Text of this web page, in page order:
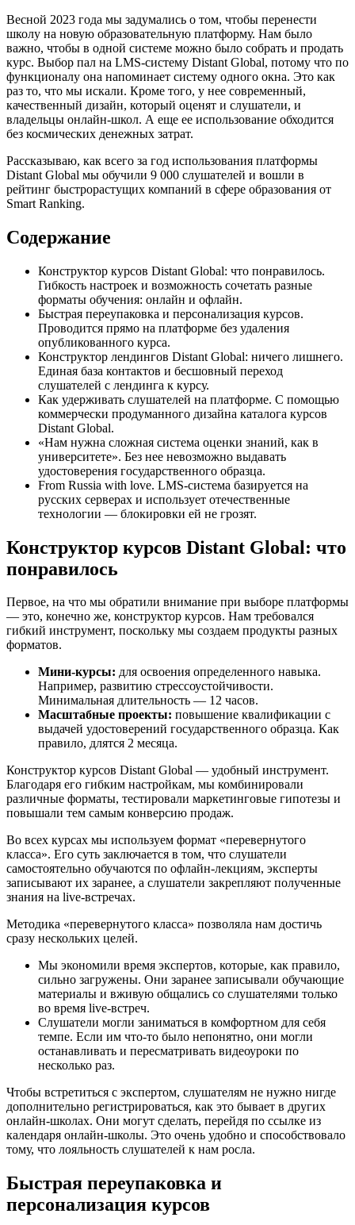
Весной 2023 года мы задумались о том, чтобы перенести
школу на новую образовательную платформу. Нам было
важно, чтобы в одной системе можно было собрать и продать
курс. Выбор пал на LMS-систему Distant Global, потому что по
функционалу она напоминает систему одного окна. Это как
раз то, что мы искали. Кроме того, у нее современный,
качественный дизайн, который оценят и слушатели, и
владельцы онлайн-школ. А еще ее использование обходится
без космических денежных затрат.
Рассказываю, как всего за год использования платформы
Distant Global мы обучили 9 000 слушателей и вошли в
рейтинг быстрорастущих компаний в сфере образования от
Smart Ranking.
Содержание
Конструктор курсов Distant Global: что понравилось.
Гибкость настроек и возможность сочетать разные
форматы обучения: онлайн и офлайн.
Быстрая переупаковка и персонализация курсов.
Проводится прямо на платформе без удаления
опубликованного курса.
Конструктор лендингов Distant Global: ничего лишнего.
Единая база контактов и бесшовный переход
слушателей с лендинга к курсу.
Как удерживать слушателей на платформе. С помощью
коммерчески продуманного дизайна каталога курсов
Distant Global.
«Нам нужна сложная система оценки знаний, как в
университете». Без нее невозможно выдавать
удостоверения государственного образца.
From Russia with love. LMS-система базируется на
русских серверах и использует отечественные
технологии — блокировки ей не грозят.
Конструктор курсов Distant Global: что
понравилось
Первое, на что мы обратили внимание при выборе платформы
— это, конечно же, конструктор курсов. Нам требовался
гибкий инструмент, поскольку мы создаем продукты разных
форматов.
Мини-курсы: для освоения определенного навыка.
Например, развитию стрессоустойчивости.
Минимальная длительность — 12 часов.
Масштабные проекты: повышение квалификации с
выдачей удостоверений государственного образца. Как
правило, длятся 2 месяца.
Конструктор курсов Distant Global — удобный инструмент.
Благодаря его гибким настройкам, мы комбинировали
различные форматы, тестировали маркетинговые гипотезы и
повышали тем самым конверсию продаж.
Во всех курсах мы используем формат «перевернутого
класса». Его суть заключается в том, что слушатели
самостоятельно обучаются по офлайн-лекциям, эксперты
записывают их заранее, а слушатели закрепляют полученные
знания на live-встречах.
Методика «перевернутого класса» позволяла нам достичь
сразу нескольких целей.
Мы экономили время экспертов, которые, как правило,
сильно загружены. Они заранее записывали обучающие
материалы и вживую общались со слушателями только
во время live-встреч.
Слушатели могли заниматься в комфортном для себя
темпе. Если им что-то было непонятно, они могли
останавливать и пересматривать видеоуроки по
несколько раз.
Чтобы встретиться с экспертом, слушателям не нужно нигде
дополнительно регистрироваться, как это бывает в других
онлайн-школах. Они могут сделать, перейдя по ссылке из
календаря онлайн-школы. Это очень удобно и способствовало
тому, что лояльность слушателей к нам росла.
Быстрая переупаковка и
персонализация курсов